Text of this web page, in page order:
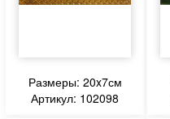
Размеры: 20x7см
Артикул: 102098